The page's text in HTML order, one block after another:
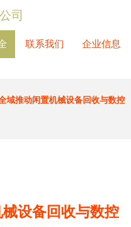
司
联系我们 企业信息
域推动闲置机械设备回收与数控
设备回收与数控